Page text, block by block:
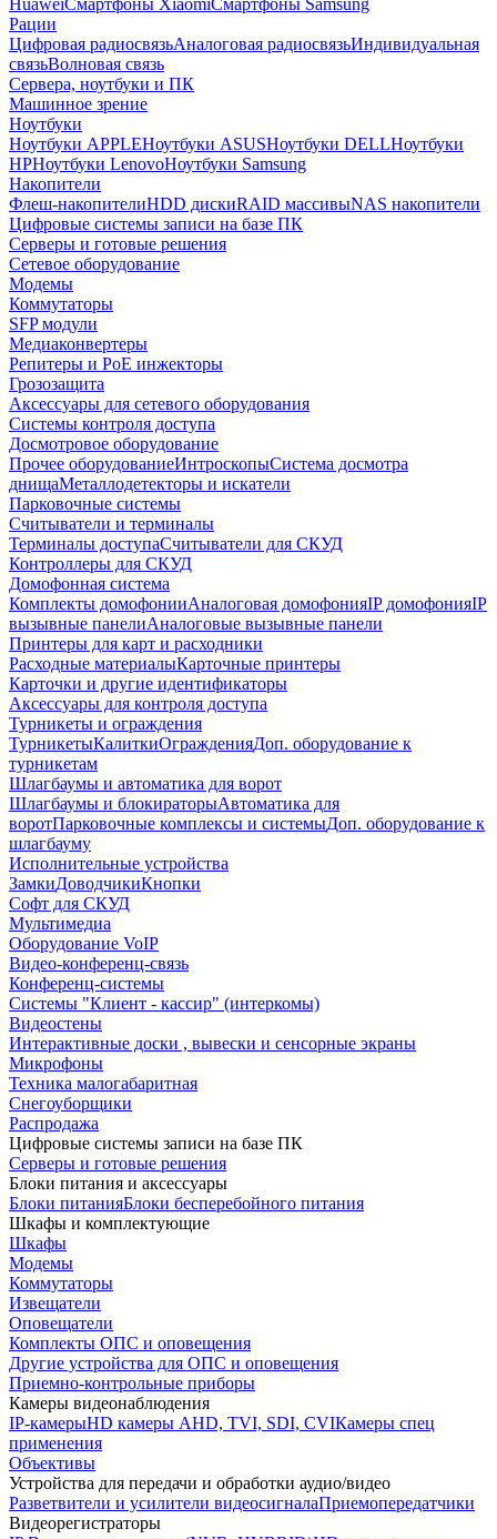
HuaweiСмартфоны XiaomiСмартфоны Samsung
Рации
Цифровая радиосвязьАналоговая радиосвязьИндивидуальная
связьВолновая связь
Сервера, ноутбуки и ПК
Машинное зрение
Ноутбуки
Ноутбуки APPLEНоутбуки ASUSНоутбуки DELLНоутбуки
HPНоутбуки LenovoНоутбуки Samsung
Накопители
Флеш-накопителиHDD дискиRAID массивыNAS накопители
Цифровые системы записи на базе ПК
Серверы и готовые решения
Сетевое оборудование
Модемы
Коммутаторы
SFP модули
Медиаконвертеры
Репитеры и PoE инжекторы
Грозозащита
Аксессуары для сетевого оборудования
Системы контроля доступа
Досмотровое оборудование
Прочее оборудованиеИнтроскопыСистема досмотра
днищаМеталлодетекторы и искатели
Парковочные системы
Считыватели и терминалы
Терминалы доступаСчитыватели для СКУД
Контроллеры для СКУД
Домофонная система
Комплекты домофонииАналоговая домофонияIP домофонияIP
вызывные панелиАналоговые вызывные панели
Принтеры для карт и расходники
Расходные материалыКарточные принтеры
Карточки и другие идентификаторы
Аксессуары для контроля доступа
Турникеты и ограждения
ТурникетыКалиткиОгражденияДоп. оборудование к
турникетам
Шлагбаумы и автоматика для ворот
Шлагбаумы и блокираторыАвтоматика для
воротПарковочные комплексы и системыДоп. оборудование к
шлагбауму
Исполнительные устройства
ЗамкиДоводчикиКнопки
Софт для СКУД
Мультимедиа
Оборудование VoIP
Видео-конференц-связь
Конференц-системы
Системы "Клиент - кассир" (интеркомы)
Видеостены
Интерактивные доски , вывески и сенсорные экраны
Микрофоны
Техника малогабаритная
Снегоуборщики
Распродажа
Цифровые системы записи на базе ПК
Серверы и готовые решения
Блоки питания и аксессуары
Блоки питанияБлоки бесперебойного питания
Шкафы и комплектующие
Шкафы
Модемы
Коммутаторы
Извещатели
Оповещатели
Комплекты ОПС и оповещения
Другие устройства для ОПС и оповещения
Приемно-контрольные приборы
Камеры видеонаблюдения
IP-камерыHD камеры AHD, TVI, SDI, CVIКамеры спец
применения
Объективы
Устройства для передачи и обработки аудио/видео
Разветвители и усилители видеосигналаПриемопередатчики
Видеорегистраторы